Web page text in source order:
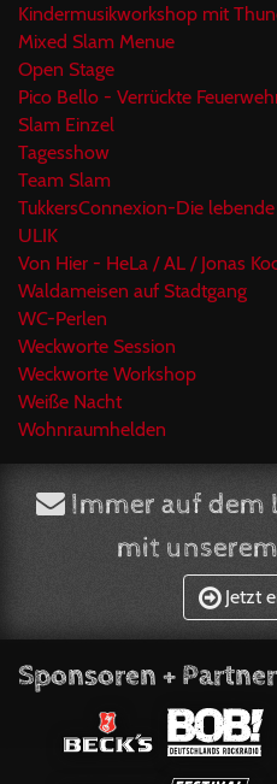
Kindermusikworkshop mit
Mixed Slam Menue
Open Stage
Pico Bello - Verrückte
Slam Einzel
Tagesshow
Team Slam
TukkersConnexion-Die
ULIK
Von Hier - HeLa / AL / Jonas
Waldameisen auf Stadtgang
WC-Perlen
Weckworte Session
Weckworte Workshop
Weiße Nacht
Wohnraumhelden
Immer auf dem
mit
Jetzt
Sponsoren + Partner